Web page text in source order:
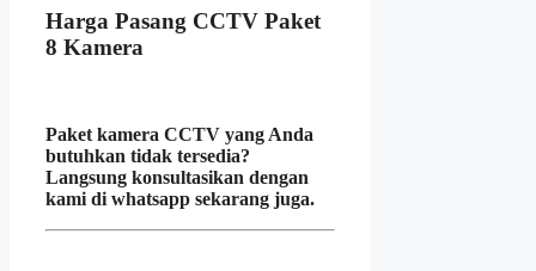
Harga Pasang CCTV Paket
8 Kamera
Paket kamera CCTV yang Anda
butuhkan tidak tersedia?
Langsung konsultasikan dengan
kami di whatsapp sekarang juga.